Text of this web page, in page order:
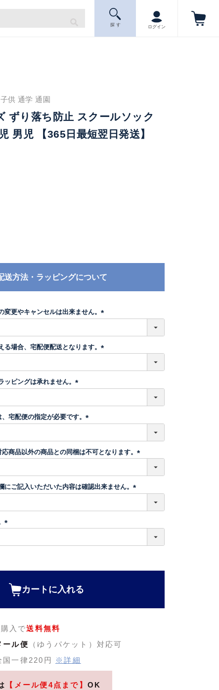
探 す ログイン
供 通学 通園
ずり落ち防止 スクールソック
男児 【365日最短翌日発送】
送方法・ラッピングについて
変更やキャンセルは出来ません。
)
る場合、宅配便配送となります。
)
ッピングは承れません。
須
)
宅配便の指定が必要です。
須
)
応商品以外の商品との同梱は不可となります。
)
にご記入いただいた内容は確認出来ません。
)
カートに入れる
入で送料無料
ール便
（ゆうパケット）対応可
国一律220円
※詳細
【メール便4点まで】 OK